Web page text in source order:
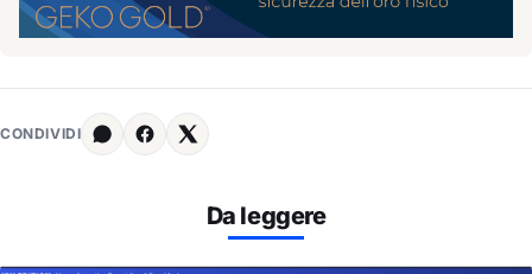
CONDIVIDI
Da leggere